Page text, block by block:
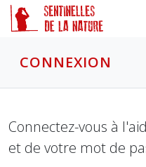
CONNEXION
Connectez-vous à
et de votre mot de
Panneau de gestion des